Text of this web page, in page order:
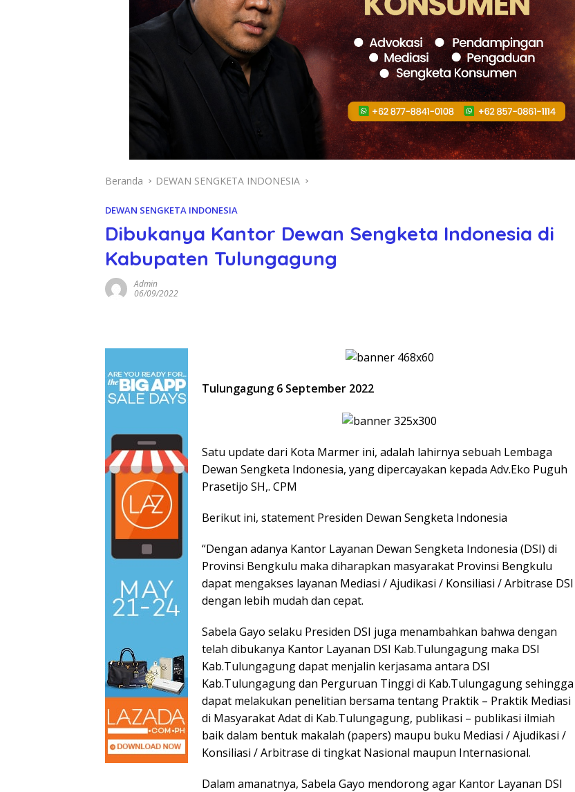
Beranda DEWAN SENGKETA INDONESIA
DEWAN SENGKETA INDONESIA
Dibukanya Kantor Dewan Sengketa Indonesia di
Kabupaten Tulungagung
Admin
06/09/2022
Tulungagung 6 September 2022
Satu update dari Kota Marmer ini, adalah lahirnya sebuah Lembaga
Dewan Sengketa Indonesia, yang dipercayakan kepada Adv.Eko Puguh
Prasetijo SH,. CPM
Berikut ini, statement Presiden Dewan Sengketa Indonesia
“Dengan adanya Kantor Layanan Dewan Sengketa Indonesia (DSI) di
Provinsi Bengkulu maka diharapkan masyarakat Provinsi Bengkulu
dapat mengakses layanan Mediasi / Ajudikasi / Konsiliasi / Arbitrase DSI
dengan lebih mudah dan cepat.
Sabela Gayo selaku Presiden DSI juga menambahkan bahwa dengan
telah dibukanya Kantor Layanan DSI Kab.Tulungagung maka DSI
Kab.Tulungagung dapat menjalin kerjasama antara DSI
Kab.Tulungagung dan Perguruan Tinggi di Kab.Tulungagung sehingga
dapat melakukan penelitian bersama tentang Praktik – Praktik Mediasi
di Masyarakat Adat di Kab.Tulungagung, publikasi – publikasi ilmiah
baik dalam bentuk makalah (papers) maupu buku Mediasi / Ajudikasi /
Konsiliasi / Arbitrase di tingkat Nasional maupun Internasional.
Dalam amanatnya, Sabela Gayo mendorong agar Kantor Layanan DSI